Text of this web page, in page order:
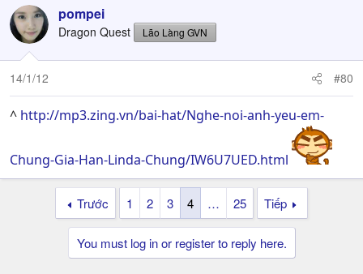
pompei
Dragon Quest Lão Làng GVN
14/1/12 #80
^ http://mp3.zing.vn/bai-hat/Nghe-noi-anh-yeu-em-
Chung-Gia-Han-Linda-Chung/IW6U7UED.html
Trước 1 2 3 4 … 25 Tiếp
You must log in or register to reply here.